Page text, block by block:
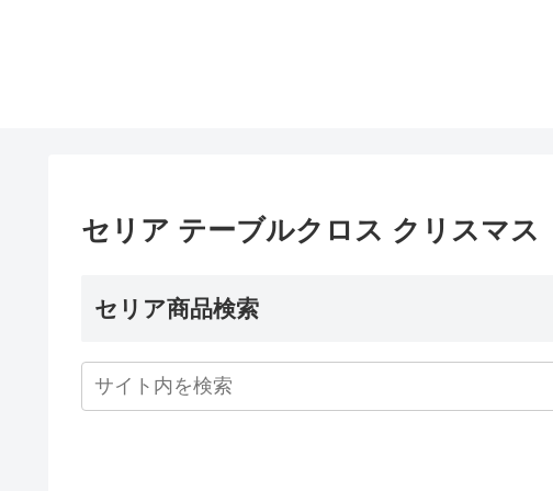
セリア テーブルクロス クリスマス
セリア商品検索